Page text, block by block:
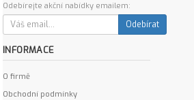
Odebírejte akční nabídky emailem:
Odebírat
INFORMACE
O firmě
Obchodní podmínky